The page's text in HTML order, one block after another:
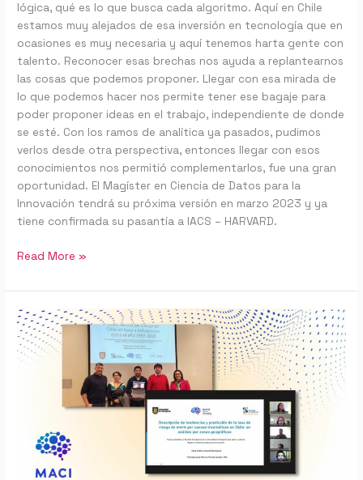
lógica, qué es lo que busca cada algoritmo. Aquí en Chile
estamos muy alejados de esa inversión en tecnología que en
ocasiones es muy necesaria y aquí tenemos harta gente con
talento. Reconocer esas brechas nos ayuda a replantearnos
las cosas que podemos proponer. Llegar con esa mirada de
lo que podemos hacer nos permite tener ese bagaje para
poder proponer ideas en el trabajo, independiente de donde
se esté. Con los ramos de analítica ya pasados, pudimos
verlos desde otra perspectiva, entonces llegar con esos
conocimientos nos permitió complementarlos, fue una gran
oportunidad. El Magíster en Ciencia de Datos para la
Innovación tendrá su próxima versión en marzo 2023 y ya
tiene confirmada su pasantía a IACS – HARVARD.
Read More »
Innovación
y
Ciencia
primer